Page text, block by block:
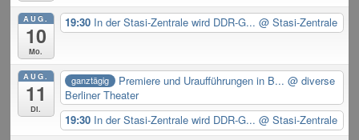
AUG.
10
Mo.
19:30 In der Stasi-Zentrale wird DDR-G...@ Stasi-Zentrale
AUG.
11
Di.
ganztägig Premiere und Uraufführungen in B... @ diverse
Berliner Theater
19:30 In der Stasi-Zentrale wird DDR-G...@ Stasi-Zentrale